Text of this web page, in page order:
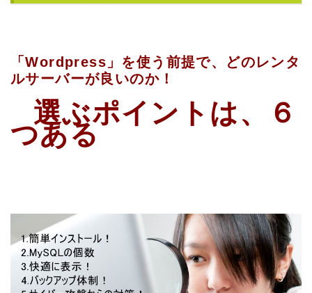
「Wordpress」を使う前提で、どのレンタ
ルサーバーが良いのか！
選ぶポイントは、６
つある